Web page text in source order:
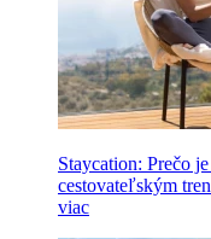
Staycation: Prečo
cestovateľským
viac